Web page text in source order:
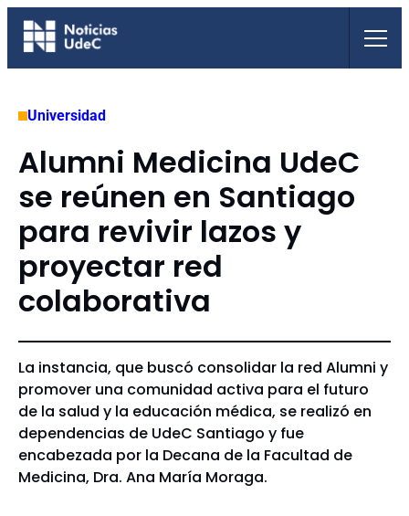
Saltar
Universidad
Alumni Medicina UdeC
se reúnen en Santiago
para revivir lazos y
proyectar red
colaborativa
La instancia, que buscó consolidar la red Alumni y
promover una comunidad activa para el futuro
de la salud y la educación médica, se realizó en
dependencias de UdeC Santiago y fue
encabezada por la Decana de la Facultad de
Medicina, Dra. Ana María Moraga.